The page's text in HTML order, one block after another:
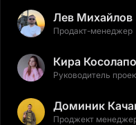
Лев Михайлов
Продакт-менеджер
Кира
Руководитель
Доминик
Проджект